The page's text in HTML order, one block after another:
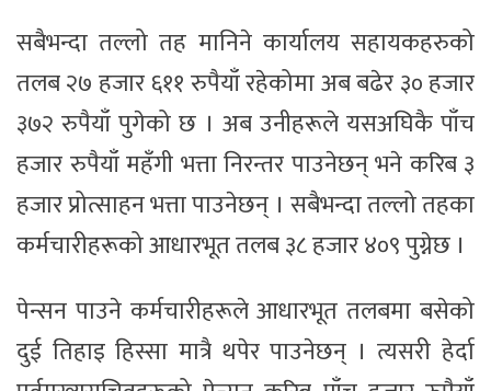
सबैभन्दा तल्लो तह मानिने कार्यालय सहायकहरुको
तलब २७ हजार ६११ रुपैयाँ रहेकोमा अब बढेर ३० हजार
३७२ रुपैयाँ पुगेको छ । अब उनीहरूले यसअघिकै पाँच
हजार रुपैयाँ महँगी भत्ता निरन्तर पाउनेछन् भने करिब ३
हजार प्रोत्साहन भत्ता पाउनेछन् । सबैभन्दा तल्लो तहका
कर्मचारीहरूको आधारभूत तलब ३८ हजार ४०९ पुग्नेछ ।
पेन्सन पाउने कर्मचारीहरूले आधारभूत तलबमा बसेको
दुई तिहाइ हिस्सा मात्रै थपेर पाउनेछन् । त्यसरी हेर्दा